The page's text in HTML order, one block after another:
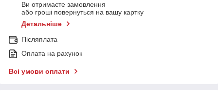
Ви отримаєте замовлення
або гроші повернуться на вашу картку
Детальніше
Післяплата
Оплата на рахунок
Всі умови оплати